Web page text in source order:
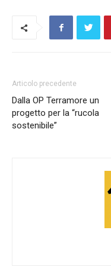
Articolo precedente
Dalla OP Terramore un
progetto per la “rucola
sostenibile”